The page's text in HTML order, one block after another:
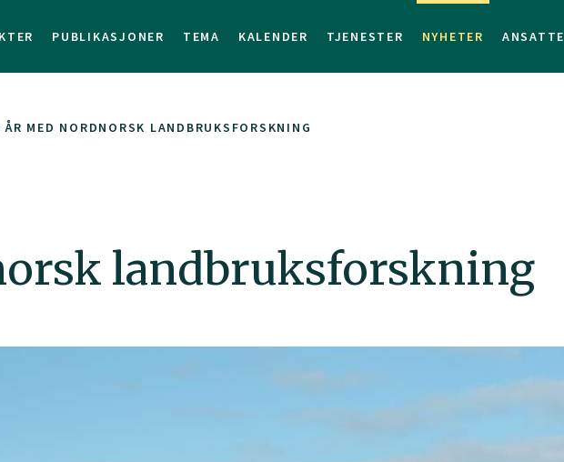
PUBLIKASJONER TEMA KALENDER TJENESTER NYHETER ANSATTE
ÅR MED NORDNORSK LANDBRUKSFORSKNING
landbruksforskning